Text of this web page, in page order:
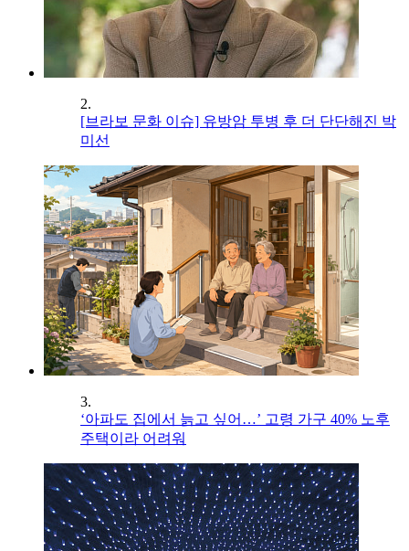
2.
[브라보 문화 이슈] 유방암 투병 후 더 단단해진 박
미선
3.
‘아파도 집에서 늙고 싶어…’ 고령 가구 40% 노후
주택이라 어려워